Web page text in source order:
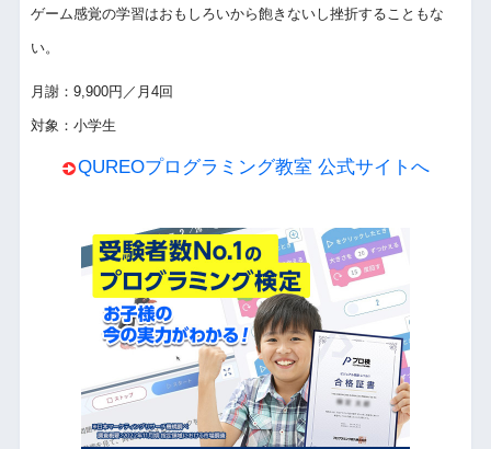
ゲーム感覚の学習はおもしろいから飽きないし挫折することもな
い。
月謝：9,900円／月4回
対象：小学生
QUREOプログラミング教室 公式サイトへ